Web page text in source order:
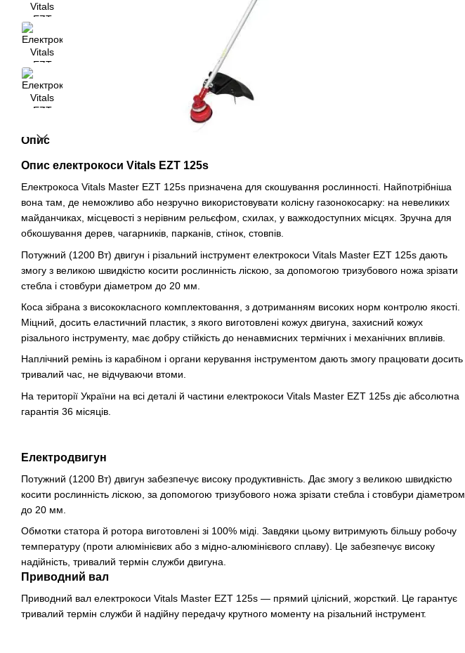
Опис
Опис електрокоси Vitals EZT 125s
Електрокоса Vitals Master EZT 125s призначена для скошування рослинності. Найпотрібніша
вона там, де неможливо або незручно використовувати колісну газонокосарку: на невеликих
майданчиках, місцевості з нерівним рельєфом, схилах, у важкодоступних місцях. Зручна для
обкошування дерев, чагарників, парканів, стінок, стовпів.
Потужний (1200 Вт) двигун і різальний інструмент електрокоси Vitals Master EZT 125s дають
змогу з великою швидкістю косити рослинність ліскою, за допомогою тризубового ножа зрізати
стебла і стовбури діаметром до 20 мм.
Коса зібрана з висококласного комплектовання, з дотриманням високих норм контролю якості.
Міцний, досить еластичний пластик, з якого виготовлені кожух двигуна, захисний кожух
різального інструменту, має добру стійкість до ненавмисних термічних і механічних впливів.
Наплічний ремінь із карабіном і органи керування інструментом дають змогу працювати досить
тривалий час, не відчуваючи втоми.
На території України на всі деталі й частини електрокоси Vitals Master EZT 125s діє абсолютна
гарантія 36 місяців.
Електродвигун
Потужний (1200 Вт) двигун забезпечує високу продуктивність. Дає змогу з великою швидкістю
косити рослинність ліскою, за допомогою тризубового ножа зрізати стебла і стовбури діаметром
до 20 мм.
Обмотки статора й ротора виготовлені зі 100% міді. Завдяки цьому витримують більшу робочу
температуру (проти алюмінієвих або з мідно-алюмінієвого сплаву). Це забезпечує високу
надійність, тривалий термін служби двигуна.
Приводний вал
Приводний вал електрокоси Vitals Master EZT 125s — прямий цілісний, жорсткий. Це гарантує
тривалий термін служби й надійну передачу крутного моменту на різальний інструмент.